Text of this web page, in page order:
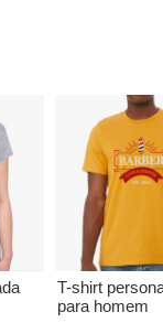
T-shirt
para homem